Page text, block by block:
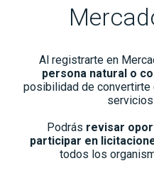
Al registrarte en
persona natural o
posibilidad de convertirte
Podrás revisar
participar en
todos los